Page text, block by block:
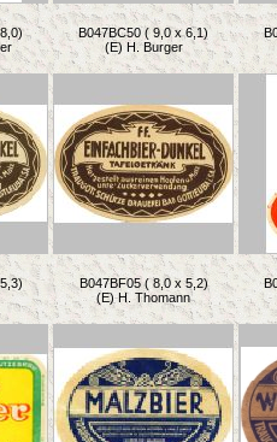
B047BC50 ( 9,0 x 6,1)
(E) H. Burger
B047BF05 ( 8,0 x 5,2)
(E) H. Thomann